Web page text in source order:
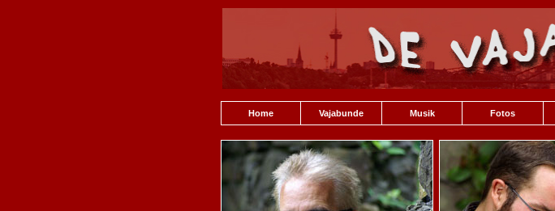
Home Vajabunde Musik Fotos